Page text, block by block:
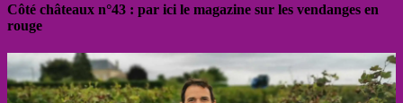
Côté châteaux n°43 : par ici le magazine sur les vendanges en
rouge